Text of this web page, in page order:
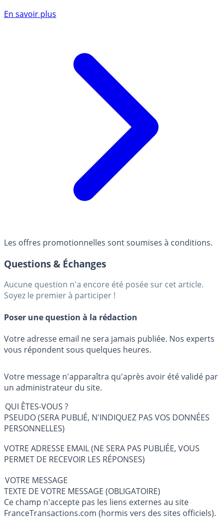
En savoir plus
Les offres promotionnelles sont soumises à conditions.
Questions & Échanges
Aucune question n'a encore été posée sur cet article.
Soyez le premier à participer !
Poser une question à la rédaction
Votre adresse email ne sera jamais publiée. Nos experts
vous répondent sous quelques heures.
Votre message n'apparaîtra qu'après avoir été validé par
un administrateur du site.
QUI ÊTES-VOUS ?
PSEUDO (SERA PUBLIÉ, N'INDIQUEZ PAS VOS DONNÉES
PERSONNELLES)
VOTRE ADRESSE EMAIL (NE SERA PAS PUBLIÉE, VOUS
PERMET DE RECEVOIR LES RÉPONSES)
VOTRE MESSAGE
TEXTE DE VOTRE MESSAGE (OBLIGATOIRE)
Ce champ n'accepte pas les liens externes au site
FranceTransactions.com (hormis vers des sites officiels).